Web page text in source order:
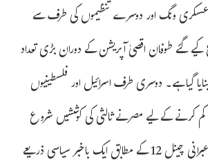
ونگ اور دوسرے تنظیموں کی طرف سے
گئے طوفان اقصیٰ آپریشن کے دوران بڑی تعداد
گیا ہے۔ دوسری طرف اسرائیل اور فلسطینیوں
کرنے کے لیے مصرنے ثالثی کی کوششیں شروع
کردی ہیں۔اسرائیل کے عبرانی چینل 12 کے مطابق ایک باخبر سیاسی ذریعے